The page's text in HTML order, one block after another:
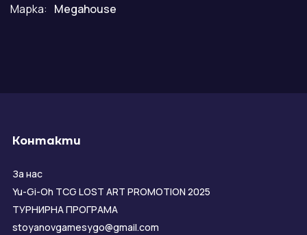
Марка: Megahouse
Контакти
За нас
Yu-Gi-Oh TCG LOST ART PROMOTION 2025
ТУРНИРНА ПРОГРАМА
stoyanovgamesygo@gmail.com